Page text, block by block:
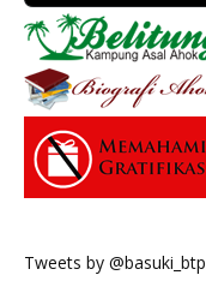
Tweets by @basuki_btp